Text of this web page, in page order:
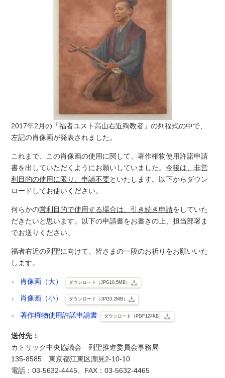
2017年2月の「福者ユスト高山右近殉教者」の列福式の中で、
左記の肖像画が発表されました。
これまで、この肖像画の使用に関して、著作権物使用許諾申請
書を出していただくようにお願いしていました。今後は、非営
利目的の使用に限り、申請不要といたします。以下からダウン
ロードしてお使いください。
何らかの営利目的で使用する場合は、引き続き申請をしていた
だきたいと思います。以下の申請書をお書きの上、担当部署ま
でお送りください。
福者右近の列聖に向けて、皆さまの一段のお祈りをお願いいた
します。
肖像画（大） ダウンロード（JPG10.5MB）
肖像画（小） ダウンロード（JPG3.2MB）
著作権物使用許諾申請書 ダウンロード（PDF124KB）
送付先：
カトリック中央協議会 列聖推進委員会事務局
135-8585 東京都江東区潮見2-10-10
電話：03-5632-4445、FAX：03-5632-4465